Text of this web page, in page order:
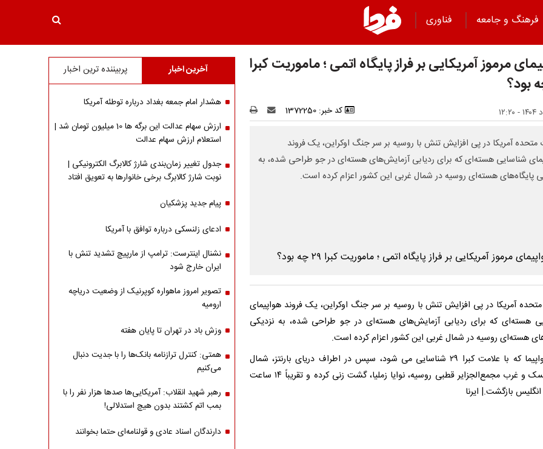
فرهنگ و جامعه فناوری
مرموز آمریکایی بر فراز پایگاه اتمی ؛ ماموریت کبرا
کد خبر: 1372250
متحده آمریکا در پی افزایش تنش با روسیه بر سر جنگ اوکراین، یک فروند
شناسایی هسته‌ای که برای ردیابی آزمایش‌های هسته‌ای در جو طراحی شده، به
پایگاه‌های هسته‌ای روسیه در شمال غربی این کشور اعزام کرده است.
متحده آمریکا در پی افزایش تنش با روسیه بر سر جنگ اوکراین، یک فروند هواپیمای
هسته‌ای که برای ردیابی آزمایش‌های هسته‌ای در جو طراحی شده، به نزدیکی
هسته‌ای روسیه در شمال غربی این کشور اعزام کرده است.
این هواپیما که با علامت کبرا ۲۹ شناسایی می شود، سپس در اطراف دریای بارنتز، شمال
مورمانسک و غرب مجمع‌الجزایر قطبی روسیه، نوایا زملیا، گشت زنی کرده و تقریباً ۱۴ ساعت
بازگشت.| ایرنا
آخرین اخبار پربیننده ترین اخبار
هشدار امام جمعه بغداد درباره توطئه آمریکا
ارزش سهام عدالت این برگه ها 10 میلیون تومان شد |
استعلام ارزش سهام عدالت
جدول تغییر زمان‌بندی شارژ کالابرگ الکترونیکی |
نوبت شارژ کالابرگ برخی خانوارها به تعویق افتاد
پیام جدید پزشکیان
ادعای زلنسکی درباره توافق با آمریکا
نشنال اینترست: ترامپ از مارپیچ تشدید تنش با
ایران خارج شود
تصویر امروز ماهواره کوپرنیک از وضعیت دریاچه
ارومیه
وزش باد در تهران تا پایان هفته
همتی: کنترل ترازنامه بانک‌ها را با جدیت دنبال
می‌کنیم
رهبر شهید انقلاب: آمریکایی‌ها صدها هزار نفر را با
بمب اتم کشتند بدون هیچ استدلالی!
دارندگان اسناد عادی و قولنامه‌ای حتما بخوانند